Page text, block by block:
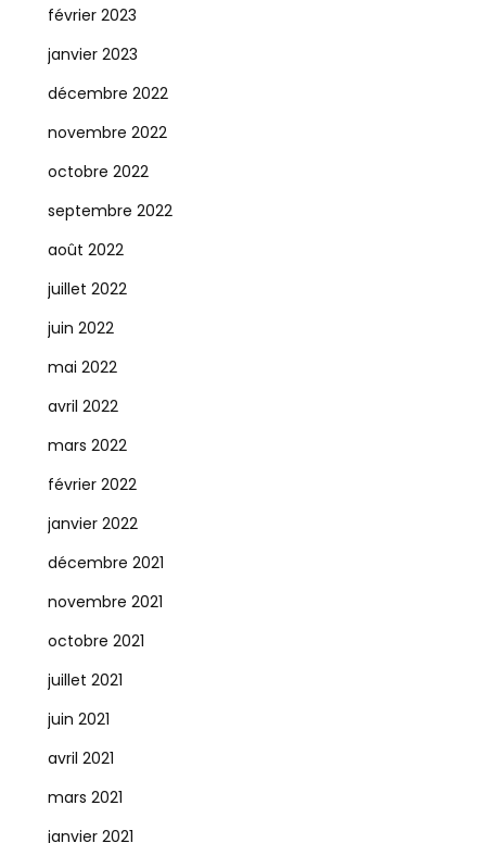
février 2023
janvier 2023
décembre 2022
novembre 2022
octobre 2022
septembre 2022
août 2022
juillet 2022
juin 2022
mai 2022
avril 2022
mars 2022
février 2022
janvier 2022
décembre 2021
novembre 2021
octobre 2021
juillet 2021
juin 2021
avril 2021
mars 2021
janvier 2021